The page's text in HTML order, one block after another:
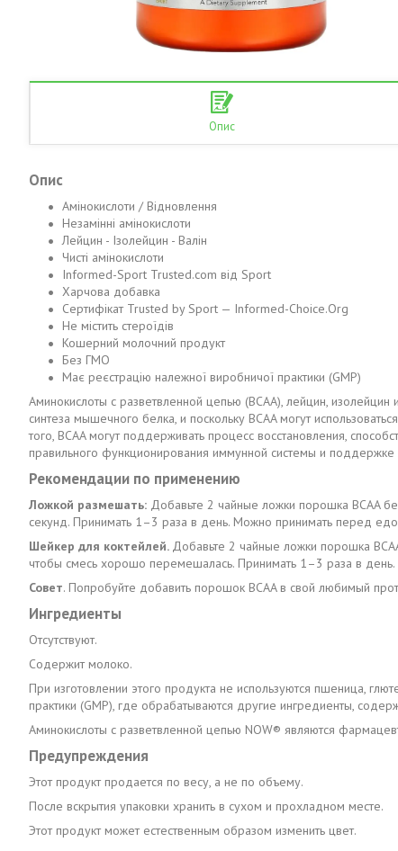
Опис
Опис
Амінокислоти / Відновлення
Незамінні амінокислоти
Лейцин - Ізолейцин - Валін
Чисті амінокислоти
Informed-Sport Trusted.com від Sport
Харчова добавка
Сертифікат Trusted by Sport — Informed-Choice.Org
Не містить стероїдів
Кошерний молочний продукт
Без ГМО
Має реєстрацію належної виробничої практики (GMP)
Аминокислоты с разветвленной цепью (BCAA), лейцин,
синтеза мышечного белка, и поскольку BCAA могут
того, BCAA могут поддерживать процесс восстановления,
правильного функционирования иммунной системы и поддержке
Рекомендации по применению
Ложкой размешать: Добавьте 2 чайные ложки порошка BCAA
секунд. Принимать 1–3 раза в день. Можно принимать перед
Шейкер для коктейлей. Добавьте 2 чайные ложки порошка
чтобы смесь хорошо перемешалась. Принимать 1–3 раза в
Совет. Попробуйте добавить порошок BCAA в свой любимый
Ингредиенты
Отсутствуют.
Содержит молоко.
При изготовлении этого продукта не используются пшеница,
практики (GMP), где обрабатываются другие ингредиенты,
Аминокислоты с разветвленной цепью NOW® являются
Предупреждения
Этот продукт продается по весу, а не по объему.
После вскрытия упаковки хранить в сухом и прохладном месте.
Этот продукт может естественным образом изменить цвет.